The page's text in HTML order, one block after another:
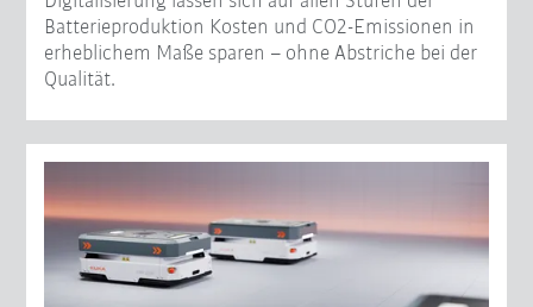
Batterieproduktion Kosten und CO2-Emissionen in
erheblichem Maße sparen – ohne Abstriche bei der
Qualität.